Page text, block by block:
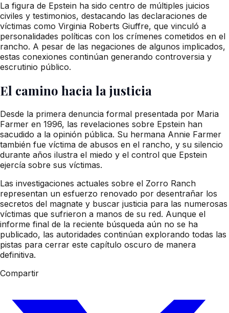
La figura de Epstein ha sido centro de múltiples juicios
civiles y testimonios, destacando las declaraciones de
víctimas como Virginia Roberts Giuffre, que vinculó a
personalidades políticas con los crímenes cometidos en el
rancho. A pesar de las negaciones de algunos implicados,
estas conexiones continúan generando controversia y
escrutinio público.
El camino hacia la justicia
Desde la primera denuncia formal presentada por Maria
Farmer en 1996, las revelaciones sobre Epstein han
sacudido a la opinión pública. Su hermana Annie Farmer
también fue víctima de abusos en el rancho, y su silencio
durante años ilustra el miedo y el control que Epstein
ejercía sobre sus víctimas.
Las investigaciones actuales sobre el Zorro Ranch
representan un esfuerzo renovado por desentrañar los
secretos del magnate y buscar justicia para las numerosas
víctimas que sufrieron a manos de su red. Aunque el
informe final de la reciente búsqueda aún no se ha
publicado, las autoridades continúan explorando todas las
pistas para cerrar este capítulo oscuro de manera
definitiva.
Compartir